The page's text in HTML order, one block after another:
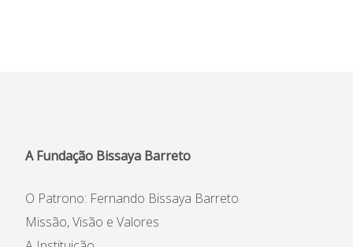
A Fundação Bissaya Barreto
O Patrono: Fernando Bissaya Barreto
Missão, Visão e Valores